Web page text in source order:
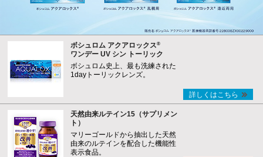
ボシュロム アクアロックス®
ワンデー UV シン トーリック
ボシュロム史上、最も洗練された
1dayトーリックレンズ。
詳しくはこちら
天然由来ルテイン15（サプリメン
ト）
マリーゴールドから抽出した天然
由来のルテインを配合した機能性
表示食品。